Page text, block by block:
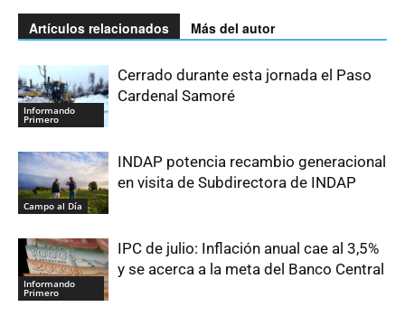
Artículos relacionados Más del autor
Informando
Primero
Cerrado durante esta jornada el Paso
Cardenal Samoré
Campo al Día
INDAP potencia recambio generacional
en visita de Subdirectora de INDAP
Informando
Primero
IPC de julio: Inflación anual cae al 3,5%
y se acerca a la meta del Banco Central